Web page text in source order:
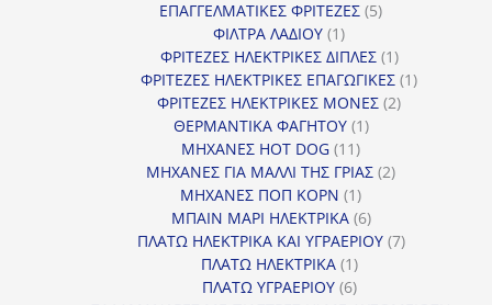
προϊόντα
ΕΠΑΓΓΕΛΜΑΤΙΚΕΣ ΦΡΙΤΕΖΕΣ 55
ΦΙΛΤΡΑ ΛΑΔΙΟΥ 11
προϊόν
ΦΡΙΤΕΖΕΣ ΗΛΕΚΤΡΙΚΕΣ ΔΙΠΛΕΣ 11
προϊόν
ΦΡΙΤΕΖΕΣ ΗΛΕΚΤΡΙΚΕΣ ΕΠΑΓΩΓΙΚΕΣ 11
ΦΡΙΤΕΖΕΣ ΗΛΕΚΤΡΙΚΕΣ ΜΟΝΕΣ 22
ΘΕΡΜΑΝΤΙΚΑ ΦΑΓΗΤΟΥ 11
ΜΗΧΑΝΕΣ HOT DOG 1111
προϊόντα
ΜΗΧΑΝΕΣ ΓΙΑ ΜΑΛΛΙ ΤΗΣ ΓΡΙΑΣ 22
ΜΗΧΑΝΕΣ ΠΟΠ ΚΟΡΝ 11
προϊόν
ΜΠΑΙΝ ΜΑΡΙ ΗΛΕΚΤΡΙΚΑ 66
προϊόντα
ΠΛΑΤΩ ΗΛΕΚΤΡΙΚΑ ΚΑΙ ΥΓΡΑΕΡΙΟΥ 77
ΠΛΑΤΩ ΗΛΕΚΤΡΙΚΑ 11
προϊόν
ΠΛΑΤΩ ΥΓΡΑΕΡΙΟΥ 66